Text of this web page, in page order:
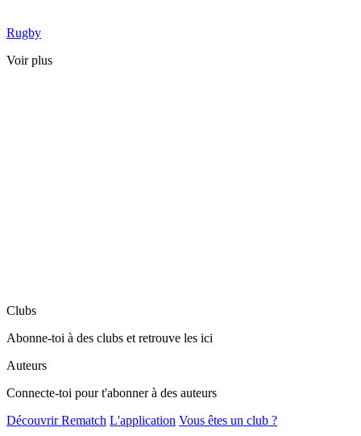
Rugby
Voir plus
Clubs
Abonne-toi à des clubs et retrouve les ici
Auteurs
Connecte-toi pour t'abonner à des auteurs
Découvrir Rematch L'application Vous êtes un club ?